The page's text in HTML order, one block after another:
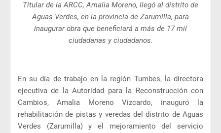
Titular de la ARCC, Amalia Moreno, llegó al distrito de
Aguas Verdes, en la provincia de Zarumilla, para
inaugurar obra que beneficiará a más de 17 mil
ciudadanas y ciudadanos.
En su día de trabajo en la región Tumbes, la directora
ejecutiva de la Autoridad para la Reconstrucción con
Cambios, Amalia Moreno Vizcardo, inauguró la
rehabilitación de pistas y veredas del distrito de Aguas
Verdes (Zarumilla) y el mejoramiento del servicio